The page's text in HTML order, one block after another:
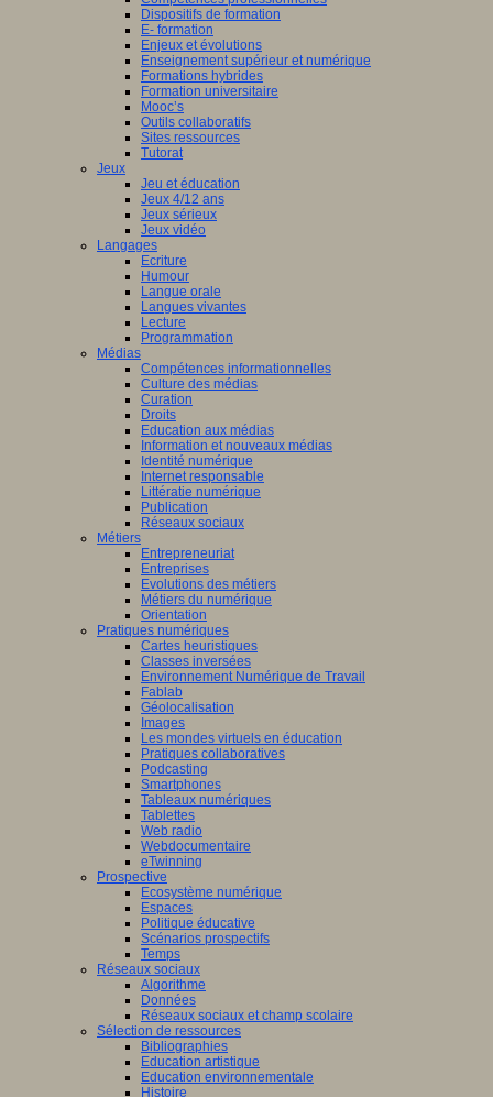
Dispositifs de formation
E- formation
Enjeux et évolutions
Enseignement supérieur et numérique
Formations hybrides
Formation universitaire
Mooc’s
Outils collaboratifs
Sites ressources
Tutorat
Jeux
Jeu et éducation
Jeux 4/12 ans
Jeux sérieux
Jeux vidéo
Langages
Ecriture
Humour
Langue orale
Langues vivantes
Lecture
Programmation
Médias
Compétences informationnelles
Culture des médias
Curation
Droits
Education aux médias
Information et nouveaux médias
Identité numérique
Internet responsable
Littératie numérique
Publication
Réseaux sociaux
Métiers
Entrepreneuriat
Entreprises
Evolutions des métiers
Métiers du numérique
Orientation
Pratiques numériques
Cartes heuristiques
Classes inversées
Environnement Numérique de Travail
Fablab
Géolocalisation
Images
Les mondes virtuels en éducation
Pratiques collaboratives
Podcasting
Smartphones
Tableaux numériques
Tablettes
Web radio
Webdocumentaire
eTwinning
Prospective
Ecosystème numérique
Espaces
Politique éducative
Scénarios prospectifs
Temps
Réseaux sociaux
Algorithme
Données
Réseaux sociaux et champ scolaire
Sélection de ressources
Bibliographies
Education artistique
Education environnementale
Histoire